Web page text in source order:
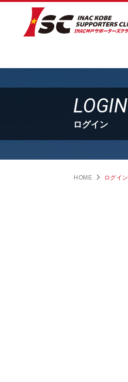
LOGIN
ログイン
HOME ログイン